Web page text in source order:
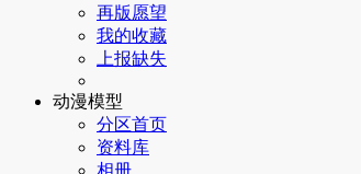
再版愿望
我的收藏
上报缺失
动漫模型
分区首页
资料库
相册